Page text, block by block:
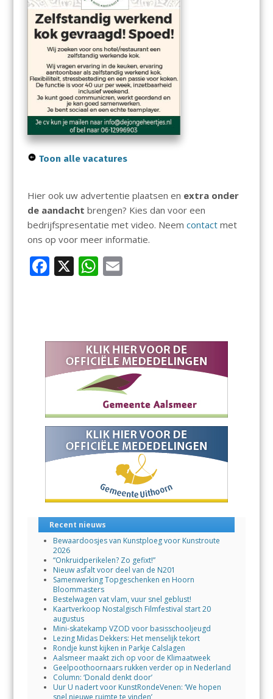
Toon alle vacatures
Hier ook uw advertentie plaatsen en extra onder
de aandacht brengen? Kies dan voor een
bedrijfspresentatie met video. Neem contactmet
ons op voor meer informatie.
F
o
k
X W
A
p
p
E
Recent nieuws
Bewaardoosjes van Kunstploeg voor Kunstroute
2026
“Onkruidperikelen? Zo gefixt!”
Nieuw asfalt voor deel van de N201
Samenwerking Topgeschenken en Hoorn
Bloommasters
Bestelwagen vat vlam, vuur snel geblust!
Kaartverkoop Nostalgisch Filmfestival start 20
augustus
Mini-skatekamp VZOD voor basisschooljeugd
Lezing Midas Dekkers: Het menselijk tekort
Rondje kunst kijken in Parkje Calslagen
Aalsmeer maakt zich op voor de Klimaatweek
Geelpoothoornaars rukken verder op in Nederland
Column: ‘Donald denkt door’
Uur U nadert voor KunstRondeVenen: ‘We hopen
snel nieuwe ruimte te vinden’